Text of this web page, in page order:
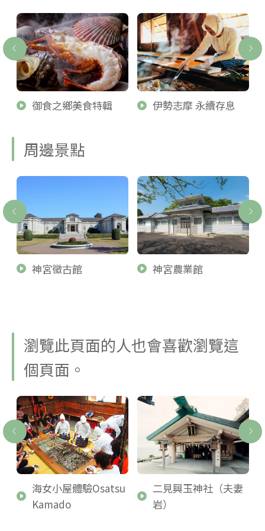
御食之鄉美食特輯 伊勢志摩 永續存息
周邊景點
神宮徵古館 神宮農業館
瀏覽此頁面的人也會喜歡瀏覽這
個頁面。
海女小屋體驗Osatsu
Kamado
二見興玉神社（夫妻
岩）